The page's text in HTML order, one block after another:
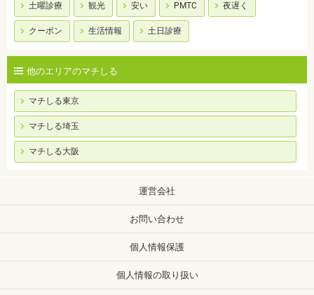
土曜診療 観光 安い PMTC 夜遅く
クーポン 生活情報 土日診療
他のエリアのマチしる
マチしる東京
マチしる埼玉
マチしる大阪
運営会社
お問い合わせ
個人情報保護
個人情報の取り扱い